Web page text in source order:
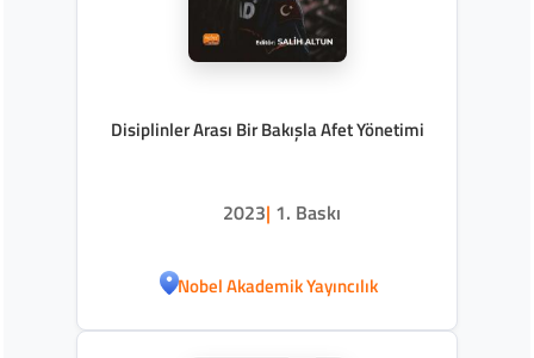
Disiplinler Arası Bir Bakışla Afet Yönetimi
2023| 1. Baskı
Nobel Akademik Yayıncılık